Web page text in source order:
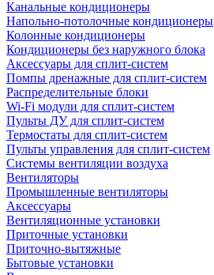
Канальные кондиционеры
Напольно-потолочные кондиционеры
Колонные кондиционеры
Кондиционеры без наружного блока
Аксессуары для сплит-систем
Помпы дренажные для сплит-систем
Распределительные блоки
Wi-Fi модули для сплит-систем
Пульты ДУ для сплит-систем
Термостаты для сплит-систем
Пульты управления для сплит-систем
Системы вентиляции воздуха
Вентиляторы
Промышленные вентиляторы
Аксессуары
Вентиляционные установки
Приточные установки
Приточно-вытяжные
Бытовые установки